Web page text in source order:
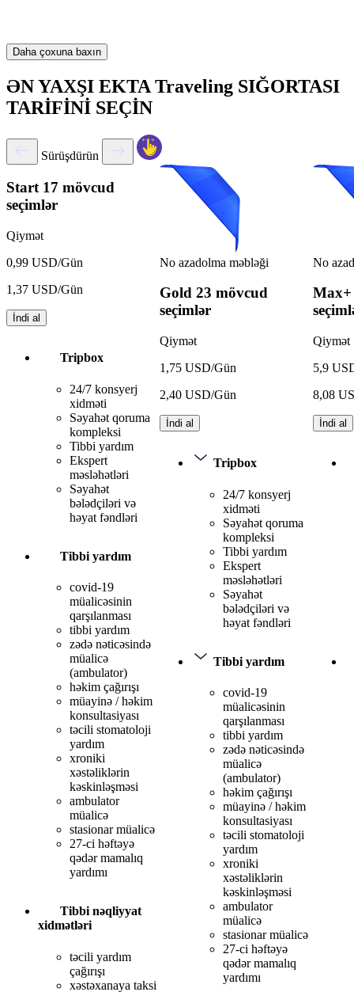
Daha çoxuna baxın
ƏN YAXŞI EKTA Traveling SIĞORTASI
TARİFİNİ SEÇİN
Sürüşdürün
Start 17 mövcud
seçimlər
Qiymət
0,99 USD/Gün
1,37 USD/Gün
İndi al
Tripbox
24/7 konsyerj
xidməti
Səyahət qoruma
kompleksi
Tibbi yardım
Ekspert
məsləhətləri
Səyahət
bələdçiləri və
həyat fəndləri
Tibbi yardım
covid-19
müalicəsinin
qarşılanması
tibbi yardım
zədə nəticəsində
müalicə
(ambulator)
həkim çağırışı
müayinə / həkim
konsultasiyası
təcili stomatoloji
yardım
xroniki
xəstəliklərin
kəskinləşməsi
ambulator
müalicə
stasionar müalicə
27-ci həftəyə
qədər mamalıq
yardımı
Tibbi nəqliyyat
xidmətləri
təcili yardım
çağırışı
xəstəxanaya taksi
No azadolma məbləği
Gold 23 mövcud
seçimlər
Qiymət
1,75 USD/Gün
2,40 USD/Gün
İndi al
Tripbox
24/7 konsyerj
xidməti
Səyahət qoruma
kompleksi
Tibbi yardım
Ekspert
məsləhətləri
Səyahət
bələdçiləri və
həyat fəndləri
Tibbi yardım
covid-19
müalicəsinin
qarşılanması
tibbi yardım
zədə nəticəsində
müalicə
(ambulator)
həkim çağırışı
müayinə / həkim
konsultasiyası
təcili stomatoloji
yardım
xroniki
xəstəliklərin
kəskinləşməsi
ambulator
müalicə
stasionar müalicə
27-ci həftəyə
qədər mamalıq
yardımı
No
Max+
Qiymət
5,9
8,08
İndi al